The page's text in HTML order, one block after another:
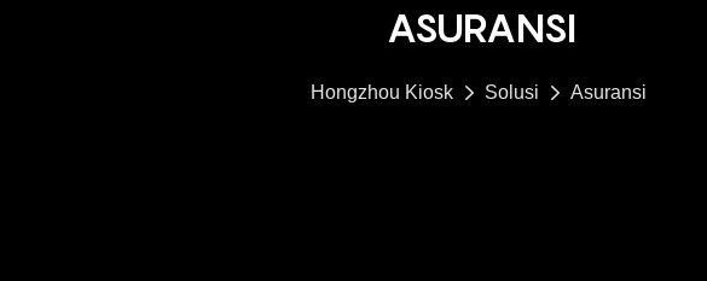
ASURANSI
Hongzhou Kiosk Solusi Asuransi